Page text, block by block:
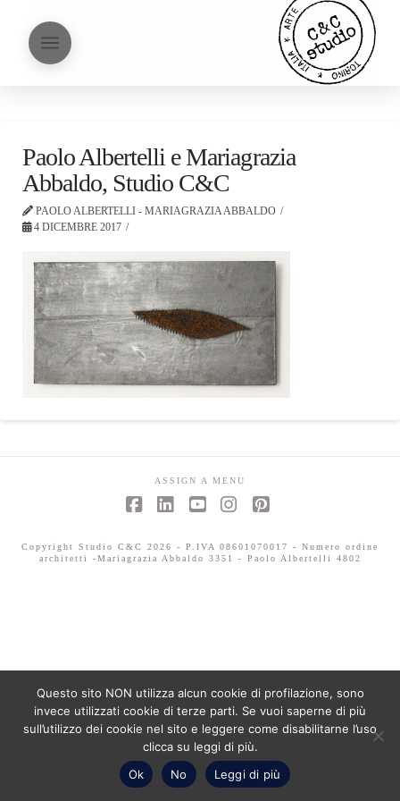
Paolo Albertelli e Mariagrazia
Abbaldo, Studio C&C
PAOLO ALBERTELLI - MARIAGRAZIA ABBALDO
4 DICEMBRE 2017
ASSIGN A MENU
Copyright Studio C&C 2026 - P.IVA 08601070017 - Numero ordine
architetti -Mariagrazia Abbaldo 3351 - Paolo Albertelli 4802
Questo sito NON utilizza alcun cookie di profilazione, sono
invece utilizzati cookie di terze parti. Se vuoi saperne di più
sull’utilizzo dei cookie nel sito e leggere come disabilitarne l’uso
clicca su leggi di più.
Ok
No Leggi di più